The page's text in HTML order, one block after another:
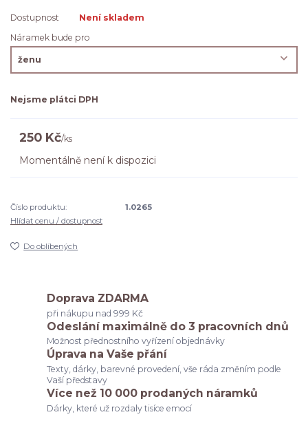
Dostupnost
Není skladem
Náramek bude pro
Nejsme plátci DPH
250 Kč/ks
Momentálně není k dispozici
Číslo produktu:
1.0265
Hlídat cenu / dostupnost
Do oblíbených
Doprava ZDARMA
při nákupu nad 999 Kč
Odeslání maximálně do 3 pracovních dnů
Možnost přednostního vyřízení objednávky
Úprava na Vaše přání
Texty, dárky, barevné provedení, vše ráda změním podle
Vaší představy
Více než 10 000 prodaných náramků
Dárky, které už rozdaly tisíce emocí